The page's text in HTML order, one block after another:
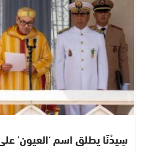
سِيدْنَا يطلق اسم ‘العيون’